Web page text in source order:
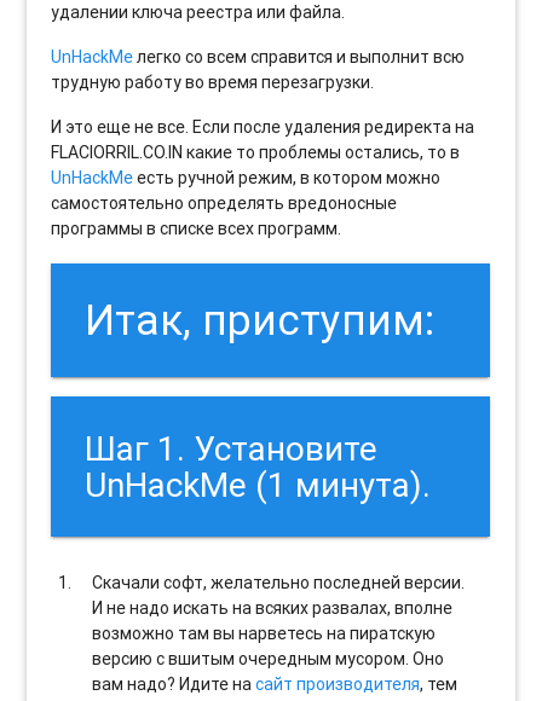
удалении ключа реестра или файла.
UnHackMeлегко со всем справится и выполнит всю
трудную работу во время перезагрузки.
И это еще не все. Если после удаления редиректа на
FLACIORRIL.CO.IN какие то проблемы остались, то в
UnHackMeесть ручной режим, в котором можно
самостоятельно определять вредоносные
программы в списке всех программ.
Итак, приступим:
Шаг 1. Установите
UnHackMe (1 минута).
Скачали софт, желательно последней версии.
И не надо искать на всяких развалах, вполне
возможно там вы нарветесь на пиратскую
версию с вшитым очередным мусором. Оно
вам надо? Идите насайт производителя, тем